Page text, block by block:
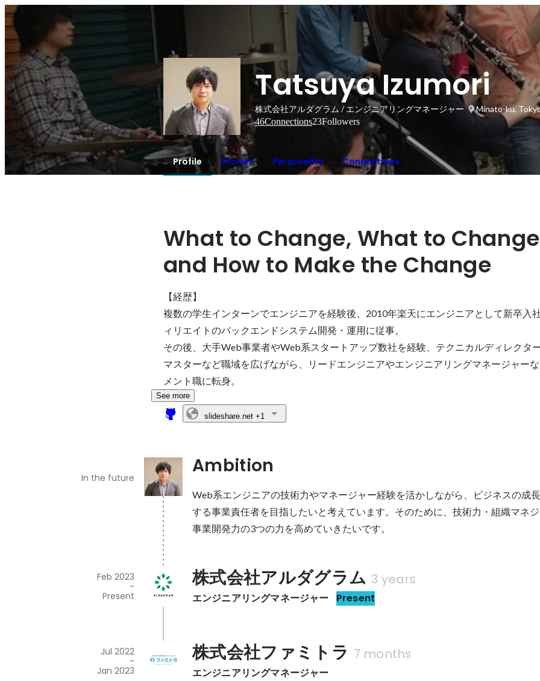
Tatsuya Izumori
株式会社アルダグラム / エンジニアリングマネージャー
Minato-ku,
46Connections23Followers
Profile Stories Personality Connections
What to Change, What to
and How to Make the Change
【経歴】
複数の学生インターンでエンジニアを経験後、2010年楽天にエンジニアとして新卒入
ィリエイトのバックエンドシステム開発・運用に従事。
その後、大手Web事業者やWeb系スタートアップ数社を経験、テクニカルディレクタ
マスターなど職域を広げながら、リードエンジニアやエンジニアリングマネージャー
メント職に転身。
See more
slideshare.net+1
Ambition
In the future
Web系エンジニアの技術力やマネージャー経験を活かしながら、ビジネスの成
する事業責任者を目指したいと考えています。そのために、技術力・組織マネジ
事業開発力の3つの力を高めていきたいです。
株式会社アルダグラム 3 years
エンジニアリングマネージャー Present
Feb 2023
-
Present
株式会社ファミトラ 7 months
エンジニアリングマネージャー
Jul 2022
-
Jan 2023